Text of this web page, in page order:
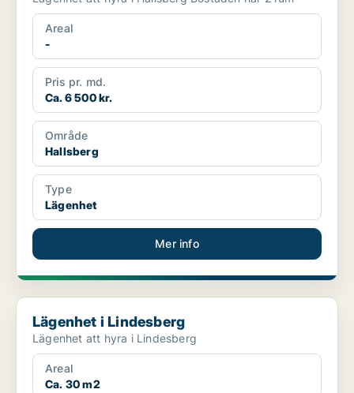
Areal
-
Pris pr. md.
Ca. 6 500 kr.
Område
Hallsberg
Type
Lägenhet
Mer info
Lägenhet i Lindesberg
Lägenhet i Lindesberg
Lägenhet att hyra i Lindesberg
Areal
Ca. 30 m2